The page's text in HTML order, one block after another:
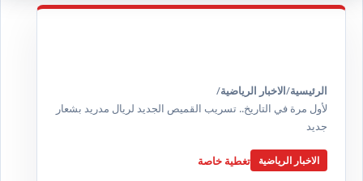
الرئيسية/الاخبار الرياضية/
لأول مرة في التاريخ.. تسريب القميص الجديد لريال مدريد بشعار
جديد
الاخبار الرياضية تغطية خاصة